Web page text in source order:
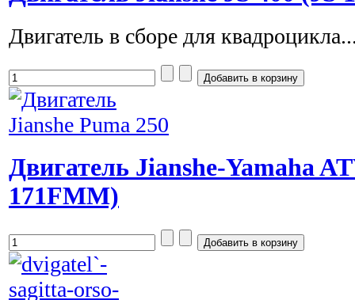
Двигатель в сборе для
Двигатель Jianshe-Yamaha
171FMM)